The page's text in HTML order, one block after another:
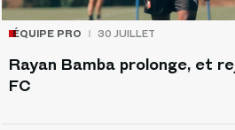
ÉQUIPE PRO 30 JUILLET
Rayan Bamba prolonge, et
FC